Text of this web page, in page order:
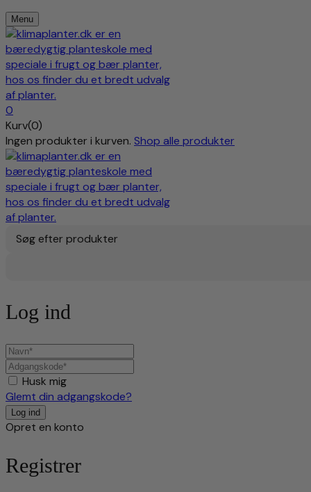
Menu
0
Kurv(0)
Ingen produkter i kurven. Shop alle produkter
Søg efter produkter
Log ind
Husk mig
Glemt din adgangskode?
Opret en konto
Registrer